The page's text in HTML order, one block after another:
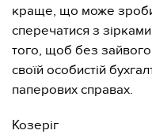
краще, що може
сперечатися з
того, щоб без зайвого
своїй особистій
паперових справах.
Козеріг